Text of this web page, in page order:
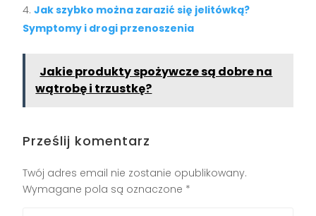
Jak szybko można zarazić się jelitówką?
Symptomy i drogi przenoszenia
Jakie produkty spożywcze są dobre na
wątrobę i trzustkę?
Prześlij komentarz
Twój adres email nie zostanie opublikowany.
Wymagane pola są oznaczone *